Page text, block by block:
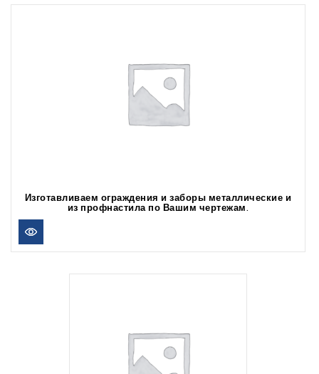
Изготавливаем ограждения и заборы металлические и
из профнастила по Вашим чертежам.